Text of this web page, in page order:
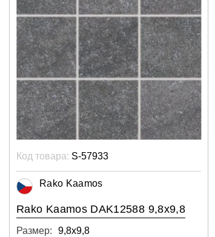
Код товара: S-57933
Rako Kaamos
Rako Kaamos DAK12588 9,8x9,8
Размер:
9,8х9,8